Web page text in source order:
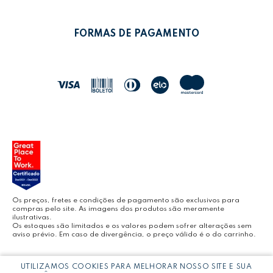
POLÍTICA DE TROCAS
BLOG LEONORA
FORMAS DE PAGAMENTO
Os preços, fretes e condições de pagamento são exclusivos para
compras pelo site. As imagens dos produtos são meramente
ilustrativas.
Os estoques são limitados e os valores podem sofrer alterações sem
aviso prévio. Em caso de divergência, o preço válido é o do carrinho.
Copyright © LEONORA COMERCIO INTERNACIONAL LTDA - CNPJ:
UTILIZAMOS COOKIES PARA MELHORAR NOSSO SITE E SUA